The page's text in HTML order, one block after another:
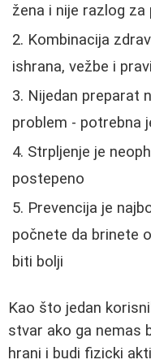
žena i nije razlog za
Kombinacija
ishrana, vežbe i
Nijedan preparat
problem - potrebna
Strpljenje je
postepeno
Prevencija je
počnete da brinete
biti bolji
Kao što jedan
stvar ako ga nemas
hrani i budi fizicki